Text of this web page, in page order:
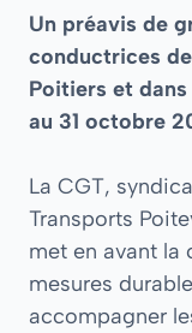
Un préavis de
conductrices
Poitiers et
au 31 octobre
La CGT,
Transports
met en avant la
mesures
accompagner